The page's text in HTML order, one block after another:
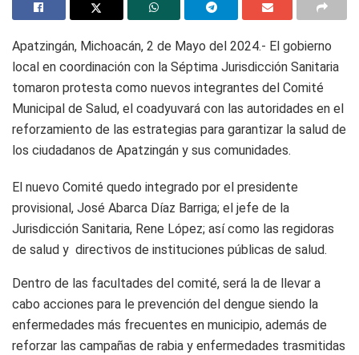
Apatzingán, Michoacán, 2 de Mayo del 2024.- El gobierno
local en coordinación con la Séptima Jurisdicción Sanitaria
tomaron protesta como nuevos integrantes del Comité
Municipal de Salud, el coadyuvará con las autoridades en el
reforzamiento de las estrategias para garantizar la salud de
los ciudadanos de Apatzingán y sus comunidades.
El nuevo Comité quedo integrado por el presidente
provisional, José Abarca Díaz Barriga; el jefe de la
Jurisdicción Sanitaria, Rene López; así como las regidoras
de salud y directivos de instituciones públicas de salud.
Dentro de las facultades del comité, será la de llevar a
cabo acciones para le prevención del dengue siendo la
enfermedades más frecuentes en municipio, además de
reforzar las campañas de rabia y enfermedades trasmitidas